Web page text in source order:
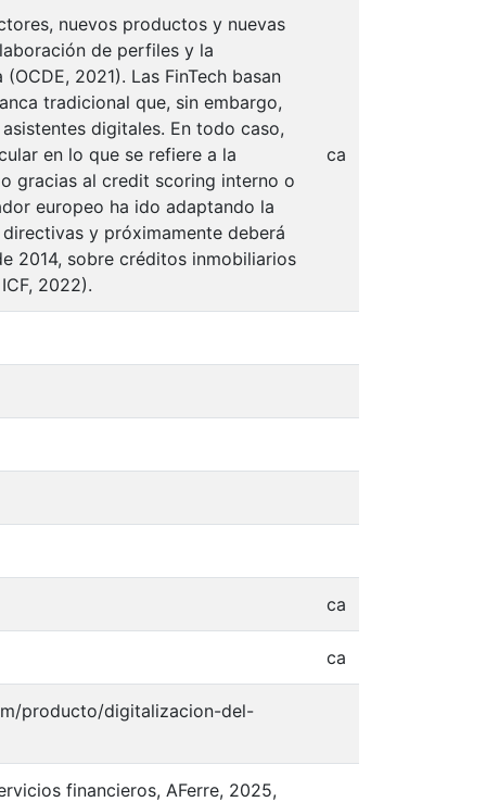
nuevos productos y nuevas
de perfiles y la
2021). Las FinTech basan
tradicional que, sin embargo,
digitales. En todo caso,
en lo que se refiere a la
gracias al credit scoring interno o
europeo ha ido adaptando la
y próximamente deberá
2014, sobre créditos inmobiliarios
2022).
ca
ca
ca
producto/digitalizacion-del-
financieros, AFerre, 2025,